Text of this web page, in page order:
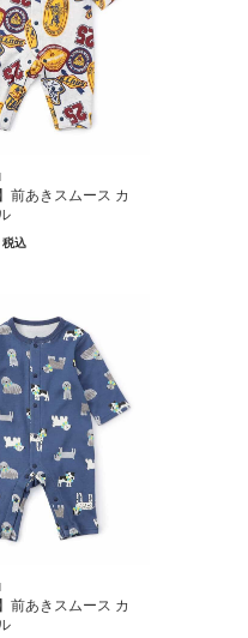
前あきスムース カ
税込
前あきスムース カ